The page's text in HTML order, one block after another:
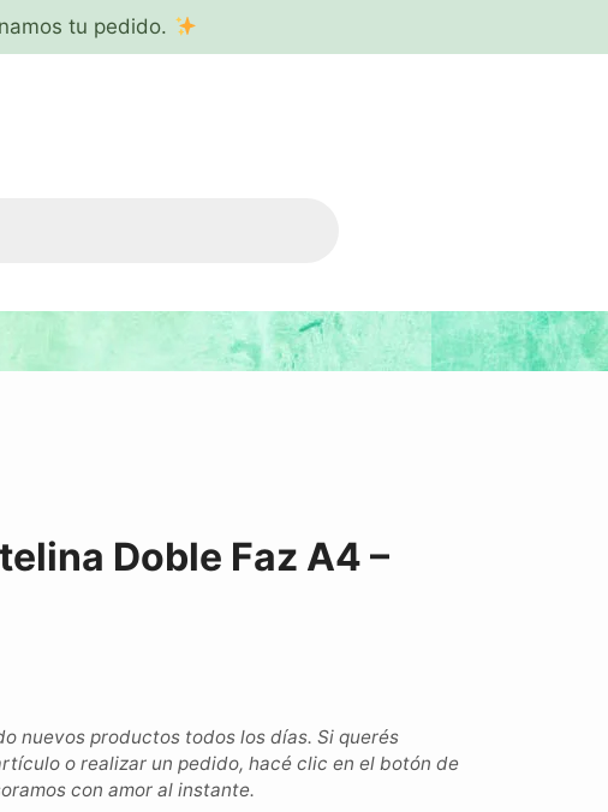
tu pedido.
Doble Faz A4 –
nuevos productos todos los días. Si querés
o realizar un pedido, hacé clic en el botón de
con amor al instante.